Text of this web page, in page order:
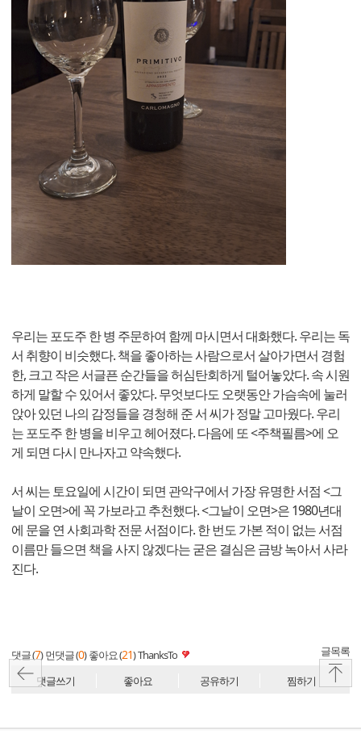
우리는 포도주 한 병 주문하여 함께 마시면서 대화했다. 우리는 독
서 취향이 비슷했다. 책을 좋아하는 사람으로서 살아가면서 경험
한, 크고 작은 서글픈 순간들을 허심탄회하게 털어놓았다. 속 시원
하게 말할 수 있어서 좋았다. 무엇보다도 오랫동안 가슴속에 눌러
앉아 있던 나의 감정들을 경청해 준 서 씨가 정말 고마웠다. 우리
는 포도주 한 병을 비우고 헤어졌다. 다음에 또 <주책필름>에 오
게 되면 다시 만나자고 약속했다.
서 씨는 토요일에 시간이 되면 관악구에서 가장 유명한 서점 <그
날이 오면>에 꼭 가보라고 추천했다. <그날이 오면>은 1980년대
에 문을 연 사회과학 전문 서점이다. 한 번도 가본 적이 없는 서점
이름만 들으면 책을 사지 않겠다는 굳은 결심은 금방 녹아서 사라
진다.
댓글 (7) 먼댓글 (0) 좋아요 (21)ThanksTo 글목록
댓글쓰기 좋아요 공유하기 찜하기